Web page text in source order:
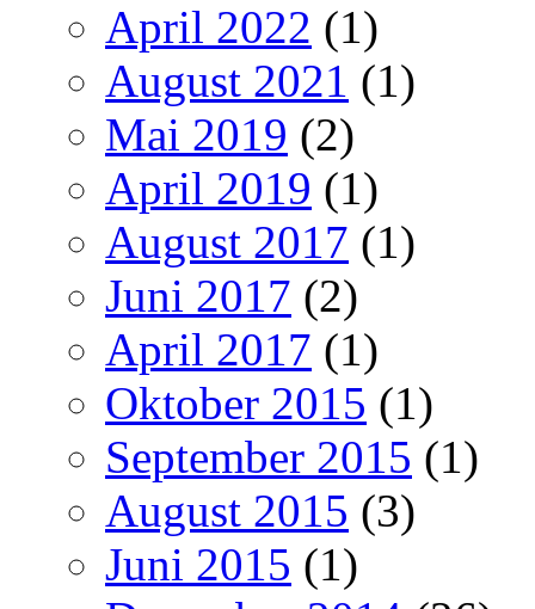
April 2022 (1)
August 2021 (1)
Mai 2019 (2)
April 2019 (1)
August 2017 (1)
Juni 2017 (2)
April 2017 (1)
Oktober 2015 (1)
September 2015 (1)
August 2015 (3)
Juni 2015 (1)